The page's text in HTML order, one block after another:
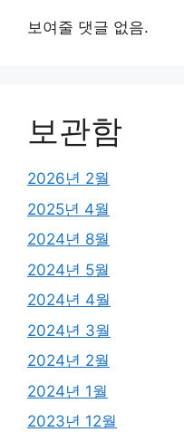
보여줄 댓글 없음.
보관함
2026년 2월
2025년 4월
2024년 8월
2024년 5월
2024년 4월
2024년 3월
2024년 2월
2024년 1월
2023년 12월